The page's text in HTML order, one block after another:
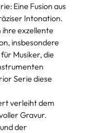
Eine Fusion aus
Intonation.
ihre exzellente
insbesondere
Musiker, die
Serie diese
verleiht dem
Gravur.
der